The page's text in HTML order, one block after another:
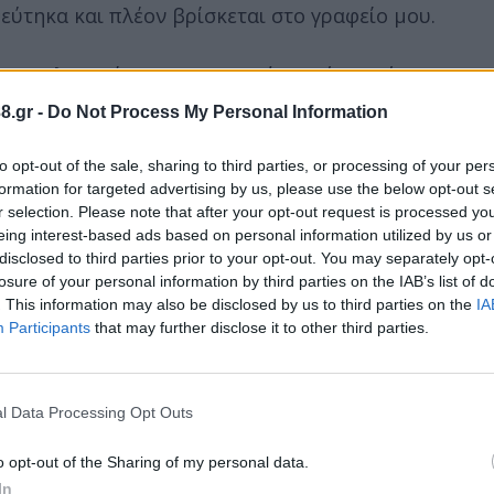
- Do Not Process My Personal Information
opt-out of the sale, sharing to third parties, or processing of your
for targeted advertising by us, please use the below opt-out
selection. Please note that after your opt-out request is processed
interest-based ads based on personal information utilized by us
to third parties prior to your opt-out. You may separately
of your personal information by third parties on the IAB’s list of
This information may also be disclosed by us to third parties on the
Participants that may further disclose it to other third parties.
Data Processing Opt Outs
opt-out of the Sharing of my personal data.
και πλέον βρίσκεται στο γραφείο μου.
Βαλτεσινίκου και την Ιερά Μονή Κοιμήσεως της
προσωπικό κόπο και αμέτρητες ώρες εργασίας
ιερών τόπων. Ιδιαίτερη εμπειρία ήταν και η
του χωριού.
ντουλάπια, να σερβιριστούν μόνοι τους, να
ό,τι ποσό επιθυμούν. Μας είπαν ότι το
άνθρωποι για να ζήσουν από κοντά αυτή την